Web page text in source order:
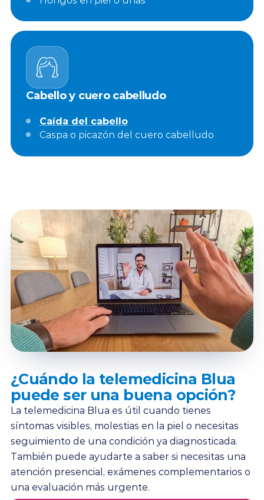
Cabello y cuero cabelludo
Caída del cabello
Caspa o picazón del cuero cabelludo
¿Cuándo la telemedicina Blua
puede ser una buena opción?
La telemedicina Blua es útil cuando tienes
síntomas visibles, molestias en la piel o necesitas
seguimiento de una condición ya diagnosticada.
También puede ayudarte a saber si necesitas una
atención presencial, exámenes complementarios o
una evaluación más urgente.